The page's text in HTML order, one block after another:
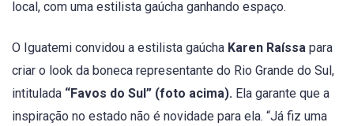
local, com uma estilista gaúcha ganhando espaço.
O Iguatemi convidou a estilista gaúcha Karen Raíssa para
criar o look da boneca representante do Rio Grande do Sul,
intitulada “Favos do Sul” (foto acima). Ela garante que a
inspiração no estado não é novidade para ela. “Já fiz uma